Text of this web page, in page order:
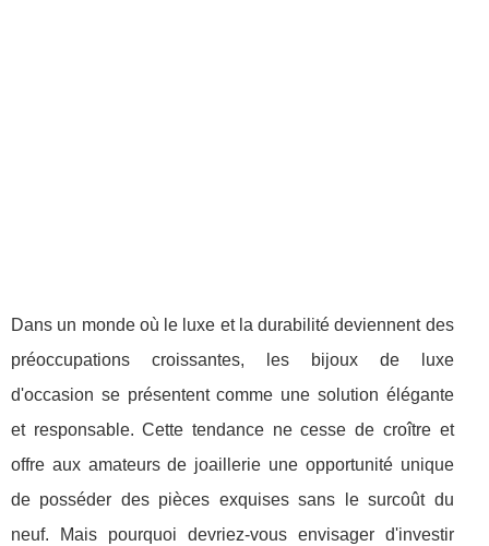
Dans un monde où le luxe et la durabilité deviennent des
préoccupations croissantes, les bijoux de luxe
d'occasion se présentent comme une solution élégante
et responsable. Cette tendance ne cesse de croître et
offre aux amateurs de joaillerie une opportunité unique
de posséder des pièces exquises sans le surcoût du
neuf. Mais pourquoi devriez-vous envisager d'investir